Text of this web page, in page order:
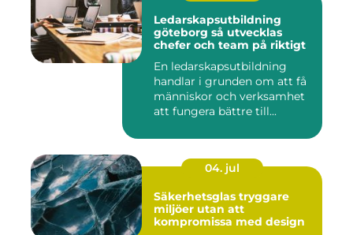
Ledarskapsutbildning
göteborg så utvecklas
chefer och team på riktigt
En ledarskapsutbildning
handlar i grunden om att få
människor och verksamhet
att fungera bättre till...
04. jul
Säkerhetsglas tryggare
miljöer utan att
kompromissa med design